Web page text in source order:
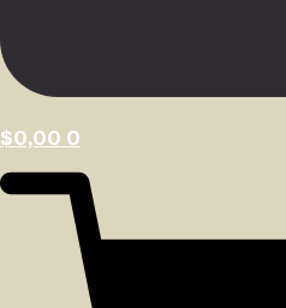
$0,00 0